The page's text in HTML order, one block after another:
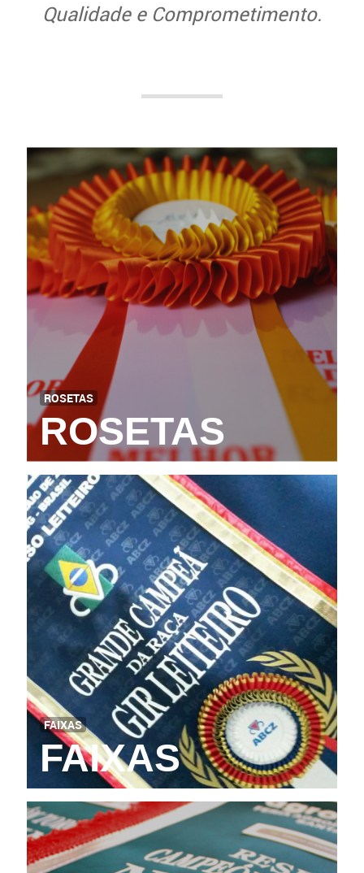
Qualidade e Comprometimento.
ROSETAS
ROSETAS
FAIXAS
FAIXAS